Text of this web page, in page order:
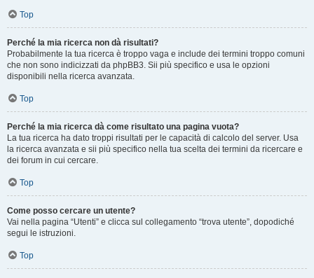
Top
Perché la mia ricerca non dà risultati?
Probabilmente la tua ricerca è troppo vaga e include dei termini troppo comuni
che non sono indicizzati da phpBB3. Sii più specifico e usa le opzioni
disponibili nella ricerca avanzata.
Top
Perché la mia ricerca dà come risultato una pagina vuota?
La tua ricerca ha dato troppi risultati per le capacità di calcolo del server. Usa
la ricerca avanzata e sii più specifico nella tua scelta dei termini da ricercare e
dei forum in cui cercare.
Top
Come posso cercare un utente?
Vai nella pagina “Utenti” e clicca sul collegamento “trova utente”, dopodiché
segui le istruzioni.
Top